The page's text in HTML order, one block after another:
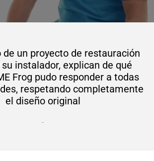
de un proyecto de restauración
instalador, explican de qué
Frog pudo responder a todas
respetando completamente
el diseño original
-